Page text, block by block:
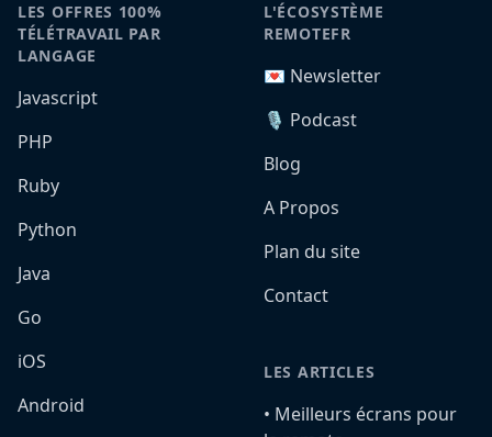
LES OFFRES 100%
TÉLÉTRAVAIL PAR
LANGAGE
Javascript
PHP
Ruby
Python
Java
Go
iOS
Android
L'ÉCOSYSTÈME
REMOTEFR
💌 Newsletter
🎙️ Podcast
Blog
A Propos
Plan du site
Contact
LES ARTICLES
•️ Meilleurs écrans pour